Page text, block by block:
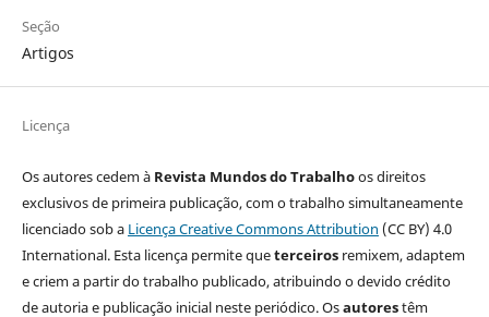
Seção
Artigos
Licença
Os autores cedem à Revista Mundos do Trabalhoos direitos
exclusivos de primeira publicação, com o trabalho simultaneamente
licenciado sob a Licença Creative Commons Attribution (CC BY) 4.0
International. Esta licença permite queterceirosremixem, adaptem
e criem a partir do trabalho publicado, atribuindo o devido crédito
de autoria e publicação inicial neste periódico. Osautorestêm